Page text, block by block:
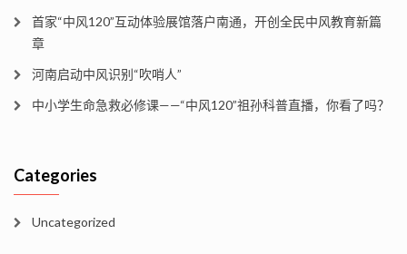
首家“中风120”互动体验展馆落户南通，开创全民中风教育新篇
章
河南启动中风识别“吹哨人”
中小学生命急救必修课——“中风120”祖孙科普直播，你看了吗？
Categories
Uncategorized